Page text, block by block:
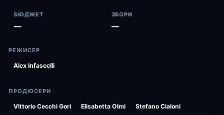
БЮДЖЕТ
—
ЗБОРИ
—
РЕЖИСЕР
Alex Infascelli
ПРОДЮСЕРИ
Vittorio Cecchi Gori Elisabetta Olmi Stefano Cialoni